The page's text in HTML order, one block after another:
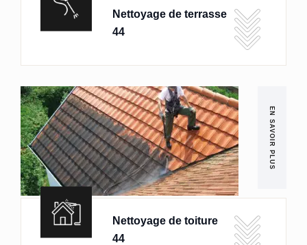
Nettoyage de terrasse
44
EN SAVOIR PLUS
Nettoyage de toiture
44